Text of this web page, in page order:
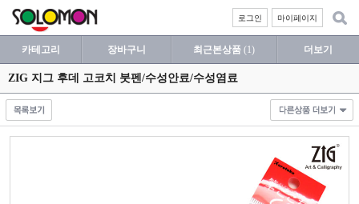
마이페이지
로그인
카테고리 장바구니 최근본상품 (1) 더보기
ZIG 지그 후데 고코치 붓펜/수성안료/수성염료